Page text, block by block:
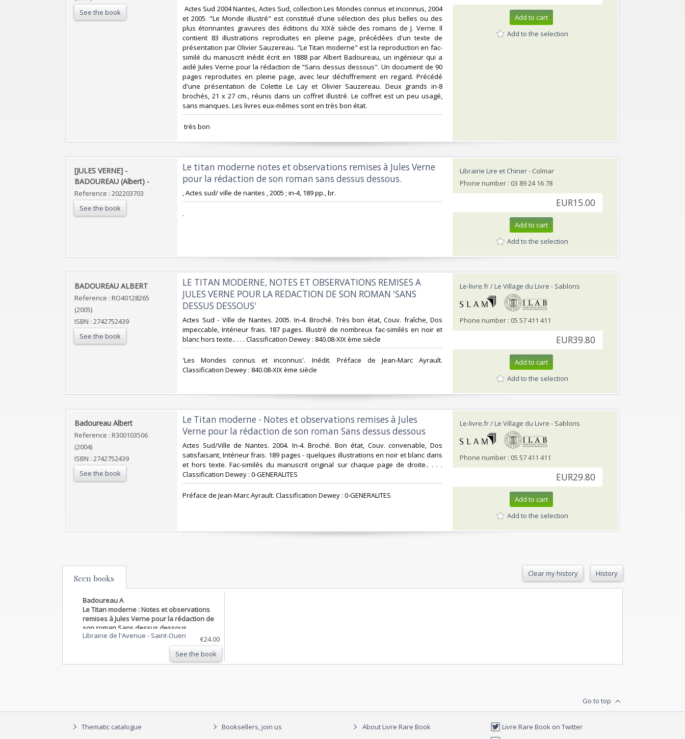
See the book
‎ Actes Sud 2004 Nantes, Actes Sud, collection Les Mondes connus et inconnus, 2004
et 2005. "Le Monde illustré" est constitué d'une sélection des plus belles ou des
plus étonnantes gravures des éditions du XIXè siècle des romans de J. Verne. Il
contient 83 illustrations reproduites en pleine page, précédées d'un texte de
présentation par Olivier Sauzereau. "Le Titan moderne" est la reproduction en fac-
similé du manuscrit inédit écrit en 1888 par Albert Badoureau, un ingénieur qui a
aidé Jules Verne pour la rédaction de "Sans dessus dessous". Un document de 90
pages reproduites en pleine page, avec leur déchiffrement en regard. Précédé
d'une présentation de Colette Le Lay et Olivier Sauzereau. Deux grands in-8
brochés, 21 x 27 cm., réunis dans un coffret illustré. Le coffret est un peu usagé,
sans manques. Les livres eux-mêmes sont en très bon état. ‎
‎ très bon ‎
Add to cart
Add to the selection
‎[JULES VERNE] -
BADOUREAU (Albert) - ‎
Reference : 202203703
See the book
‎Le titan moderne notes et observations remises à Jules Verne
pour la rédaction de son roman sans dessus dessous. ‎
‎, Actes sud/ ville de nantes , 2005 ; in-4, 189 pp., br.‎
‎.‎
Librairie Lire et Chiner- Colmar
Phone number : 03 89 24 16 78
EUR15.00
Add to cart
Add to the selection
‎BADOUREAU ALBERT‎
Reference : RO40128265
(2005)
ISBN : 2742752439
See the book
‎LE TITAN MODERNE, NOTES ET OBSERVATIONS REMISES A
JULES VERNE POUR LA REDACTION DE SON ROMAN 'SANS
DESSUS DESSOUS'‎
‎Actes Sud - Ville de Nantes. 2005. In-4. Broché. Très bon état, Couv. fraîche, Dos
impeccable, Intérieur frais. 187 pages. Illustré de nombreux fac-similés en noir et
blanc hors texte.. . . . Classification Dewey : 840.08-XIX ème siècle‎
‎'Les Mondes connus et inconnus'. Inédit. Préface de Jean-Marc Ayrault.
Classification Dewey : 840.08-XIX ème siècle‎
Le-livre.fr / Le Village du Livre - Sablons
Phone number : 05 57 411 411
EUR39.80
Add to cart
Add to the selection
‎Badoureau Albert‎
Reference : R300103506
(2004)
ISBN : 2742752439
See the book
‎Le Titan moderne - Notes et observations remises à Jules
Verne pour la rédaction de son roman Sans dessus dessous‎
‎Actes Sud/Ville de Nantes. 2004. In-4. Broché. Bon état, Couv. convenable, Dos
satisfaisant, Intérieur frais. 189 pages - quelques illustrations en noir et blanc dans
et hors texte. Fac-similés du manuscrit original sur chaque page de droite.. . . .
Classification Dewey : 0-GENERALITES‎
‎Préface de Jean-Marc Ayrault. Classification Dewey : 0-GENERALITES‎
Le-livre.fr / Le Village du Livre - Sablons
Phone number : 05 57 411 411
EUR29.80
Add to cart
Add to the selection
Seen books Clear my history History
Badoureau A
Le Titan moderne : Notes et observations
remises à Jules Verne pour la rédaction de
son roman Sans dessus dessous
Librairie de l'Avenue - Saint-Ouen
€24.00
See the book
Go to top
Thematic catalogue
Booksellers, join us
About Livre Rare Book
Livre Rare Book on Twitter